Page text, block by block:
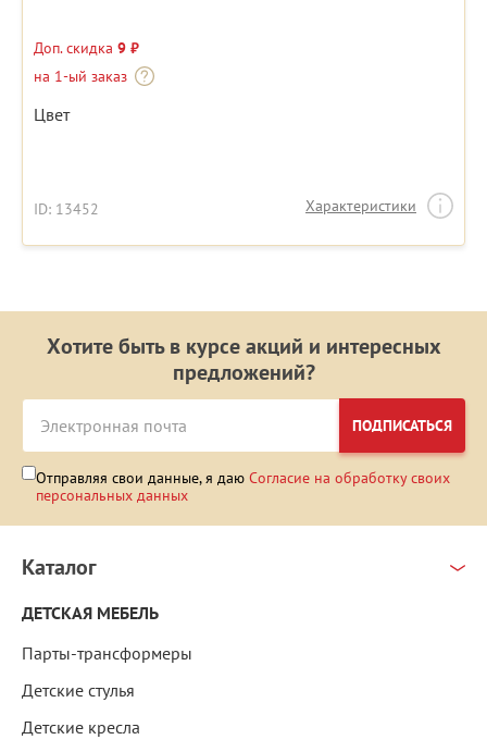
Доп. скидка 9 ₽
на 1-ый заказ
Цвет
ID: 13452 Характеристики
Хотите быть в курсе акций и интересных
предложений?
ПОДПИСАТЬСЯ
Отправляя свои данные, я даю Согласие на обработку своих
персональных данных
Каталог
ДЕТСКАЯ МЕБЕЛЬ
Парты-трансформеры
Детские стулья
Детские кресла